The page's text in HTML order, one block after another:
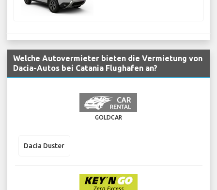
Welche Autovermieter bieten die Vermietung von
Dacia-Autos bei Catania Flughafen an?
GOLDCAR
Dacia Duster